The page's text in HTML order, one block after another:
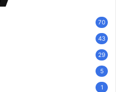
70
43
29
5
1